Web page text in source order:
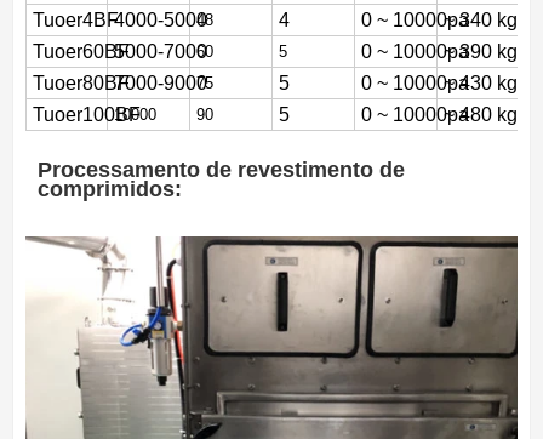
Tuoer4BF4000-500048 4 0 ~ 10000pa~ 340 kg
Tuoer60BF5000-700060 5 0 ~ 10000pa~ 390 kg
Tuoer80BF7000-900075 5 0 ~ 10000pa~ 430 kg
Tuoer100BF
10000 90 5 0 ~ 10000pa~ 480 kg
Processamento de revestimento de
comprimidos: